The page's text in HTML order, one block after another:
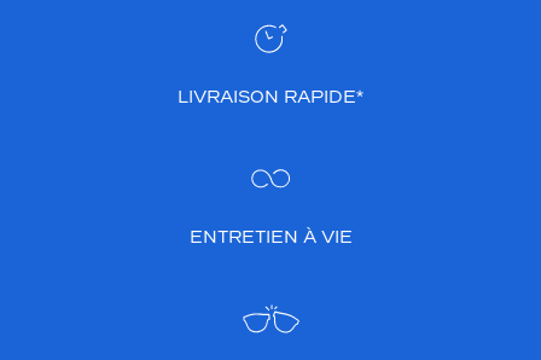
LIVRAISON RAPIDE*
ENTRETIEN À VIE